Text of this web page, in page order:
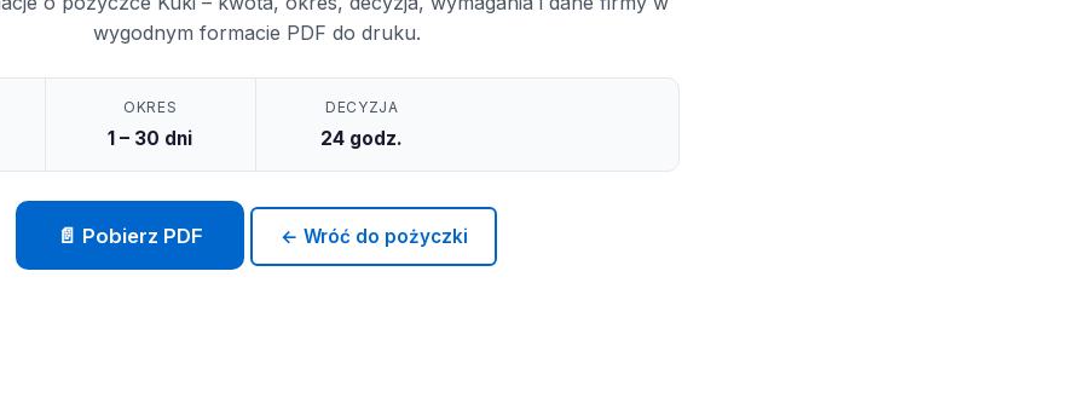
wygodnym formacie PDF do druku.
OKRES
1 – 30 dni
DECYZJA
24 godz.
📄 Pobierz PDF ← Wróć do pożyczki